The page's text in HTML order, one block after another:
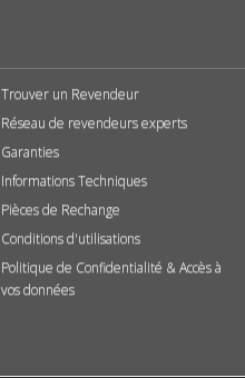
Trouver un Revendeur
Réseau de revendeurs experts
Garanties
Informations Techniques
Pièces de Rechange
Conditions d'utilisations
Politique de Confidentialité & Accès à
vos données